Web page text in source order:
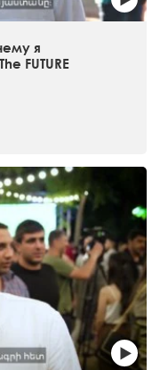
я
FUTURE